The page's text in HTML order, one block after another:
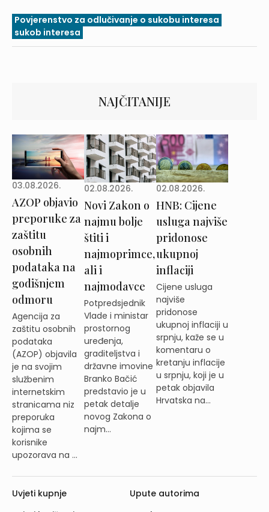
Povjerenstvo za odlučivanje o sukobu interesa
sukob interesa
NAJČITANIJE
03.08.2026.
AZOP objavio
preporuke za
zaštitu
osobnih
podataka na
godišnjem
odmoru
Agencija za
zaštitu osobnih
podataka
(AZOP) objavila
je na svojim
službenim
internetskim
stranicama niz
preporuka
kojima se
korisnike
upozorava na ...
02.08.2026.
Novi Zakon o
najmu bolje
štiti i
najmoprimce,
ali i
najmodavce
Potpredsjednik
Vlade i ministar
prostornog
uređenja,
graditeljstva i
državne imovine
Branko Bačić
predstavio je u
petak detalje
novog Zakona o
najm...
02.08.2026.
HNB: Cijene
usluga najviše
pridonose
ukupnoj
inflaciji
Cijene usluga
najviše
pridonose
ukupnoj inflaciji u
srpnju, kaže se u
komentaru o
kretanju inflacije
u srpnju, koji je u
petak objavila
Hrvatska na...
Uvjeti kupnje
Upute autorima